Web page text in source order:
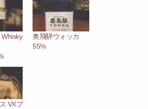
奥飛騨ウォッカ
55%
VXプ